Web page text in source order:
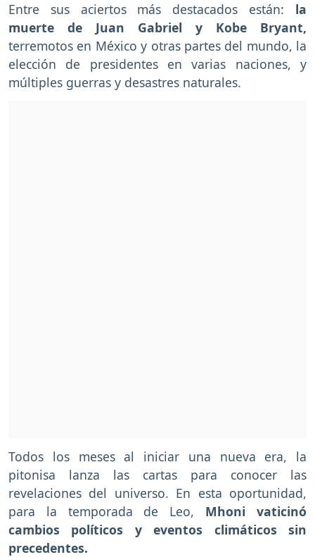
Entre sus aciertos más destacados están: la
muerte de Juan Gabriel y Kobe Bryant,
terremotos en México y otras partes del mundo, la
elección de presidentes en varias naciones, y
múltiples guerras y desastres naturales.
Todos los meses al iniciar una nueva era, la
pitonisa lanza las cartas para conocer las
revelaciones del universo. En esta oportunidad,
para la temporada de Leo, Mhoni vaticinó
cambios políticos y eventos climáticos sin
precedentes.